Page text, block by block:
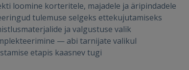
loomine korteritele, majadele ja äripindadele
tulemuse selgeks ettekujutamiseks
ja valgustuse valik
— abi tarnijate valikul
etapis kaasnev tugi